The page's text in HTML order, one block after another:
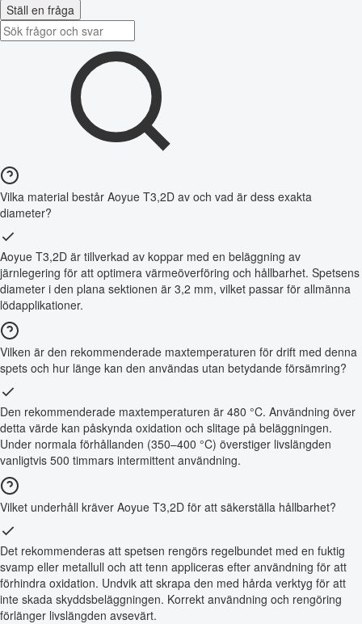
Ställ en fråga
Vilka material består Aoyue T3,2D av och vad är dess exakta
diameter?
Aoyue T3,2D är tillverkad av koppar med en beläggning av
järnlegering för att optimera värmeöverföring och hållbarhet. Spetsens
diameter i den plana sektionen är 3,2 mm, vilket passar för allmänna
lödapplikationer.
Vilken är den rekommenderade maxtemperaturen för drift med denna
spets och hur länge kan den användas utan betydande försämring?
Den rekommenderade maxtemperaturen är 480 °C. Användning över
detta värde kan påskynda oxidation och slitage på beläggningen.
Under normala förhållanden (350–400 °C) överstiger livslängden
vanligtvis 500 timmars intermittent användning.
Vilket underhåll kräver Aoyue T3,2D för att säkerställa hållbarhet?
Det rekommenderas att spetsen rengörs regelbundet med en fuktig
svamp eller metallull och att tenn appliceras efter användning för att
förhindra oxidation. Undvik att skrapa den med hårda verktyg för att
inte skada skyddsbeläggningen. Korrekt användning och rengöring
förlänger livslängden avsevärt.